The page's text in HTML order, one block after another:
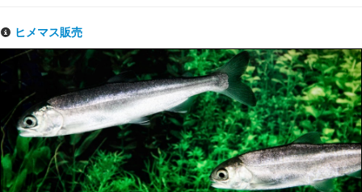
ヒメマス販売